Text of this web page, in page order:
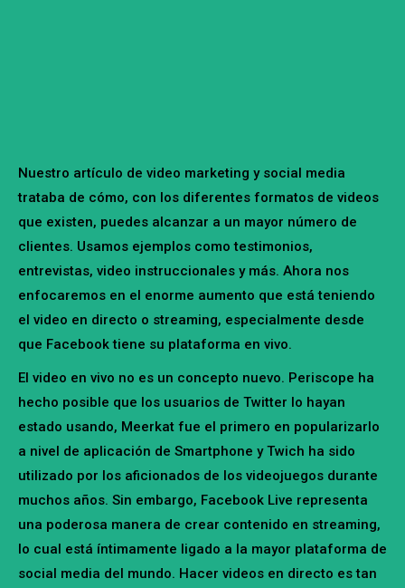
Nuestro artículo de video marketing y social media
trataba de cómo, con los diferentes formatos de videos
que existen, puedes alcanzar a un mayor número de
clientes. Usamos ejemplos como testimonios,
entrevistas, video instruccionales y más. Ahora nos
enfocaremos en el enorme aumento que está teniendo
el video en directo o streaming, especialmente desde
que Facebook tiene su plataforma en vivo.
El video en vivo no es un concepto nuevo. Periscope ha
hecho posible que los usuarios de Twitter lo hayan
estado usando, Meerkat fue el primero en popularizarlo
a nivel de aplicación de Smartphone y Twich ha sido
utilizado por los aficionados de los videojuegos durante
muchos años. Sin embargo, Facebook Live representa
una poderosa manera de crear contenido en streaming,
lo cual está íntimamente ligado a la mayor plataforma de
social media del mundo. Hacer videos en directo es tan